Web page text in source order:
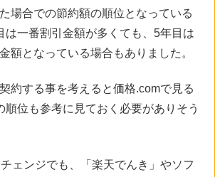
場合での節約額の順位となっている
は一番割引金額が多くても、5年目は
額となっている場合もありました。
約する事を考えると価格.comで見る
順位も参考に見ておく必要がありそう
ェンジでも、「楽天でんき」やソフ